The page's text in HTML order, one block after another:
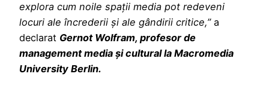
explora cum noile spații media pot redeveni
locuri ale încrederii și ale gândirii critice,”a
declarat Gernot Wolfram, profesor de
management media și cultural la Macromedia
University Berlin.